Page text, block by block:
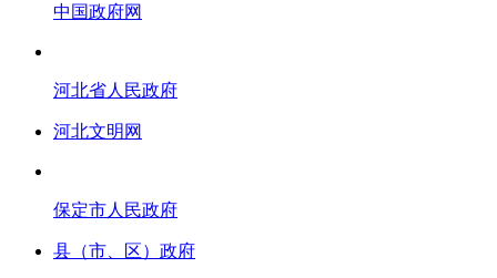
中国政府网
河北省人民政府
河北文明网
保定市人民政府
县（市、区）政府